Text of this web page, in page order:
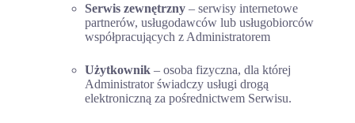
Serwis zewnętrzny– serwisy internetowe
partnerów, usługodawców lub usługobiorców
współpracujących z Administratorem
Użytkownik– osoba fizyczna, dla której
Administrator świadczy usługi drogą
elektroniczną za pośrednictwem Serwisu.